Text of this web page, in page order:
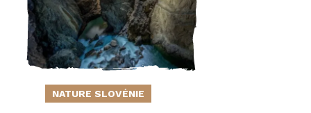
NATURE SLOVÉNIE